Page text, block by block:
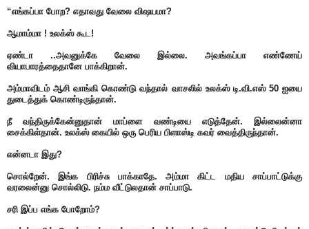
“எங்கப்பா போற? எதாவது வேலை விஷயமா?
ஆமாம்மா ! உலக்ஸ் கூட!
ஏண்டா ..அவனுக்கே வேலை இல்லை. அவங்கப்பா எண்ணேய்
வியாபாரத்தைதானே பாக்கிறான்.
அம்மாவிடம் ஆசி வாங்கி கொண்டு வந்தால் வாசலில் உலக்ஸ் டி.வி.எஸ் 50 ஐயை
துடைத்துக் கொண்டிருந்தான்.
நீ வந்திருக்கேன்னுதான் மாப்ளை வண்டியை எடுத்தேன். இல்லைன்னா
சைக்கிள்தான். உலக்ஸ் கையில் ஒரு பெரிய பிளாஸ்டி கவர் வைத்திருந்தான்.
என்னடா இது?
சொல்றேன். இங்க பிரிச்சு பாக்காதே. அம்மா கிட்ட மதிய சாப்பாட்டுக்கு
வரலைன்னு சொல்லிடு. நம்ம வீட்டுலதான் சாப்பாடு.
சரி இப்ப எங்க போறோம்?